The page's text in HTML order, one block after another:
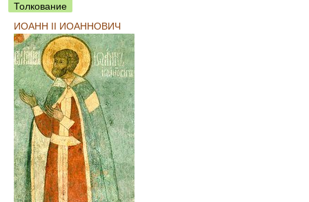
Толкование
ИОАНН II ИОАННОВИЧ